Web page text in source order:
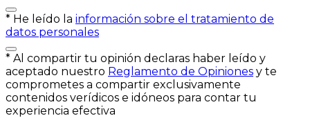
* He leído la información sobre el tratamiento de
datos personales
* Al compartir tu opinión declaras haber leído y
aceptado nuestro Reglamento de Opiniones y te
comprometes a compartir exclusivamente
contenidos verídicos e idóneos para contar tu
experiencia efectiva